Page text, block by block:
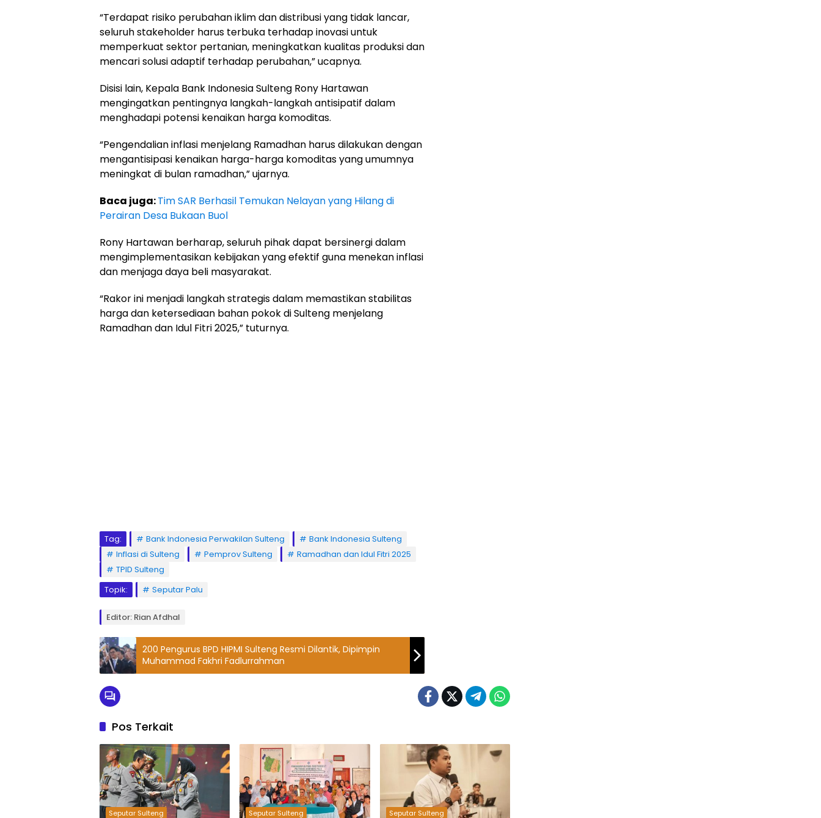
“Terdapat risiko perubahan iklim dan distribusi yang tidak lancar,
seluruh stakeholder harus terbuka terhadap inovasi untuk
memperkuat sektor pertanian, meningkatkan kualitas produksi dan
mencari solusi adaptif terhadap perubahan,” ucapnya.
Disisi lain, Kepala Bank Indonesia Sulteng Rony Hartawan
mengingatkan pentingnya langkah-langkah antisipatif dalam
menghadapi potensi kenaikan harga komoditas.
“Pengendalian inflasi menjelang Ramadhan harus dilakukan dengan
mengantisipasi kenaikan harga-harga komoditas yang umumnya
meningkat di bulan ramadhan,” ujarnya.
Baca juga:Tim SAR Berhasil Temukan Nelayan yang Hilang di
Perairan Desa Bukaan Buol
Rony Hartawan berharap, seluruh pihak dapat bersinergi dalam
mengimplementasikan kebijakan yang efektif guna menekan inflasi
dan menjaga daya beli masyarakat.
“Rakor ini menjadi langkah strategis dalam memastikan stabilitas
harga dan ketersediaan bahan pokok di Sulteng menjelang
Ramadhan dan Idul Fitri 2025,” tuturnya.
Tag: Bank Indonesia Perwakilan Sulteng
Bank Indonesia Sulteng
Inflasi di Sulteng
Pemprov Sulteng
Ramadhan dan Idul Fitri 2025
TPID Sulteng
Topik:
Seputar Palu
Editor: Rian Afdhal
200 Pengurus BPD HIPMI Sulteng Resmi Dilantik, Dipimpin
Muhammad Fakhri Fadlurrahman
Pos Terkait
Seputar Sulteng Seputar Sulteng Seputar Sulteng